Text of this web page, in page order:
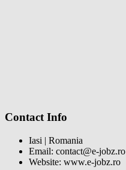
Contact Info
Iasi | Romania
Email: contact@e-jobz.ro
Website: www.e-jobz.ro